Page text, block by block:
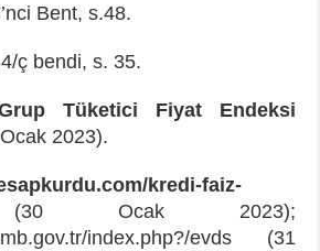
Bent, s.48.
ç bendi, s. 35.
Tüketici Fiyat Endeksi
2023).
kredi-faiz-
Ocak 2023);
index.php?/evds (31